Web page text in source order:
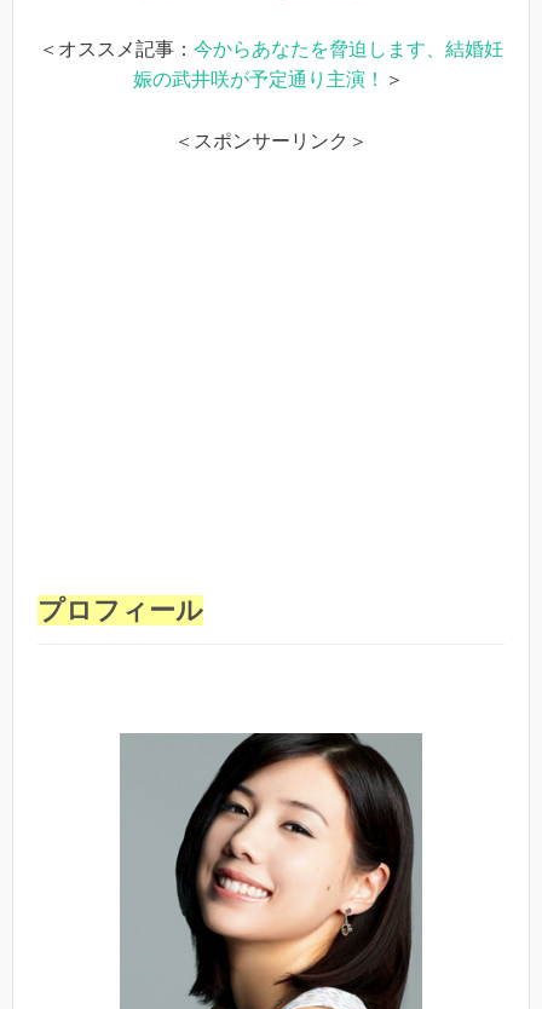
＜オススメ記事： 今からあなたを脅迫します、結婚妊
娠の武井咲が予定通り主演！
＞
＜スポンサーリンク＞
プロフィール